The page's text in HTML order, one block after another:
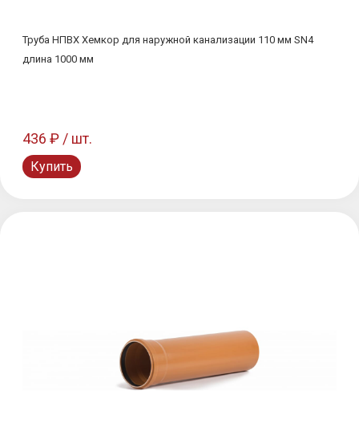
Труба НПВХ Хемкор для наружной канализации 110 мм SN4
длина 1000 мм
436 ₽ / шт.
Купить